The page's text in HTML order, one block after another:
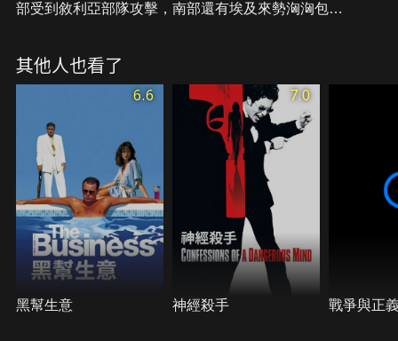
部受到敘利亞部隊攻擊，南部還有埃及來勢洶洶包
夫人，在以色列這場瀕臨亡國的十九天戰役當中，做
出她畢生最重要的決定…。
其他人也看了
6.6
黑幫生意
7.0
神經殺手 戰爭與正